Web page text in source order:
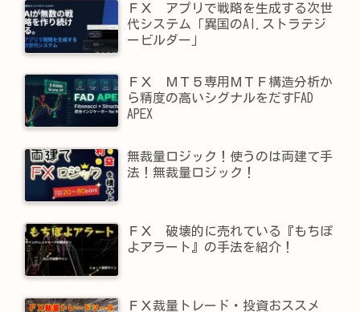
ＦＸ アプリで戦略を生成する次世
代システム「異国のAI.ストラテジ
ービルダー」
ＦＸ ＭＴ５専用ＭＴＦ構造分析か
ら精度の高いシグナルをだすFAD
APEX
無裁量ロジック！使うのは両建て手
法！無裁量ロジック！
ＦＸ 破壊的に売れている『もちぽ
よアラート』の手法を紹介！
ＦＸ裁量トレード・投資おススメ